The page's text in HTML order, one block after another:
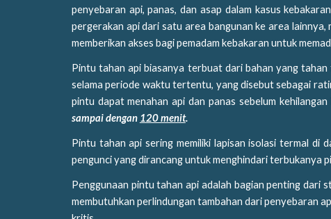
penyebaran api, panas, dan asap dalam kasus
pergerakan api dari satu area bangunan ke area
memberikan akses bagi pemadam kebakaran untuk
Pintu tahan api biasanya terbuat dari bahan yang
selama periode waktu tertentu, yang disebut sebagai
pintu dapat menahan api dan panas sebelum
sampai dengan 120 menit.
Pintu tahan api sering memiliki lapisan isolasi termal di
pengunci yang dirancang untuk menghindari terbukanya
Penggunaan pintu tahan api adalah bagian penting dari
membutuhkan perlindungan tambahan dari penyebaran